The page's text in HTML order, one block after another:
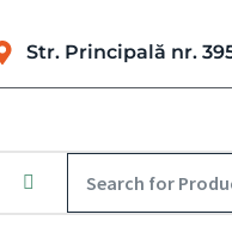
Str. Principală nr.